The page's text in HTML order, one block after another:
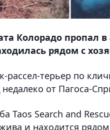
Колорадо пропал
рядом с
терьер по
от Пагоса-
Taos Search and
и находится